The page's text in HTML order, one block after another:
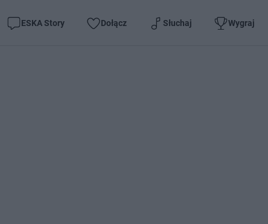
ESKA Story Dołącz Słuchaj Wygraj